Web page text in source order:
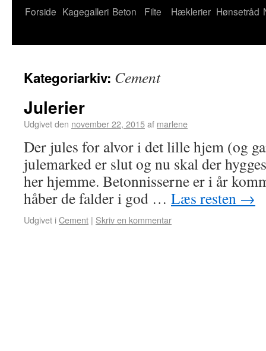
Forside Kagegalleri Beton Filte Hæklerier Hønsetråd
Kategoriarkiv: Cement
Julerier
Udgivet den november 22, 2015af marlene
Der jules for alvor i det lille hjem (og
julemarked er slut og nu skal der
her hjemme. Betonnisserne er i år
håber de falder i god … Læs resten →
Udgivet iCement | Skriv en kommentar